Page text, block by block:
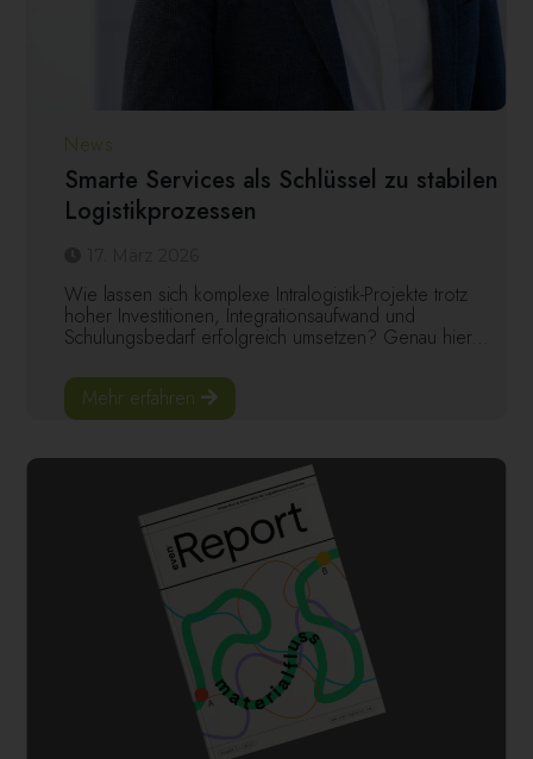
News
Smarte Services als Schlüssel zu stabilen
Logistikprozessen
Wie lassen sich komplexe Intralogistik-Projekte trotz
hoher Investitionen, Integrationsaufwand und
Schulungsbedarf erfolgreich umsetzen? Genau hier...
Mehr erfahren